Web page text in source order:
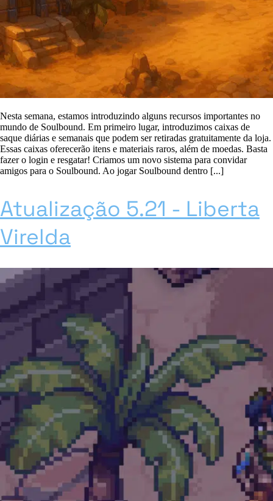
Nesta semana, estamos introduzindo alguns recursos importantes no
mundo de Soulbound. Em primeiro lugar, introduzimos caixas de
saque diárias e semanais que podem ser retiradas gratuitamente da loja.
Essas caixas oferecerão itens e materiais raros, além de moedas. Basta
fazer o login e resgatar! Criamos um novo sistema para convidar
amigos para o Soulbound. Ao jogar Soulbound dentro [...]
Atualização 5.21 - Liberta
Virelda